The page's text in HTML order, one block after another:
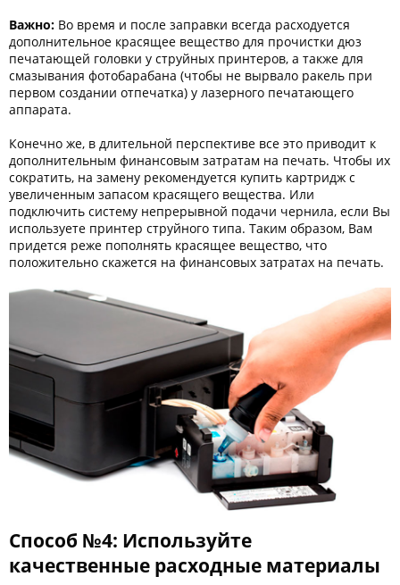
Важно: Во время и после заправки всегда расходуется
дополнительное красящее вещество для прочистки дюз
печатающей головки у струйных принтеров, а также для
смазывания фотобарабана (чтобы не вырвало ракель при
первом создании отпечатка) у лазерного печатающего
аппарата.
Конечно же, в длительной перспективе все это приводит к
дополнительным финансовым затратам на печать. Чтобы их
сократить, на замену рекомендуется купить картридж с
увеличенным запасом красящего вещества. Или
подключить систему непрерывной подачи чернила, если Вы
используете принтер струйного типа. Таким образом, Вам
придется реже пополнять красящее вещество, что
положительно скажется на финансовых затратах на печать.
Способ №4: Используйте
качественные расходные материалы